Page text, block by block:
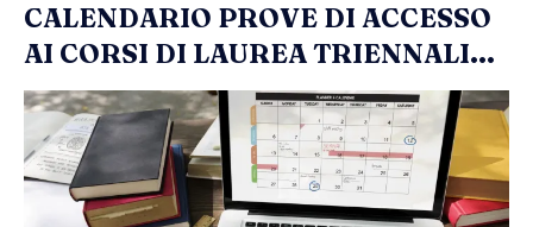
CALENDARIO PROVE DI ACCESSO
AI CORSI DI LAUREA TRIENNALI...